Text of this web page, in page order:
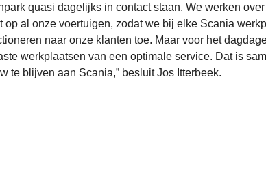
quasi dagelijks in contact staan. We werken
op al onze voertuigen, zodat we bij elke Scania
naar onze klanten toe. Maar voor het
werkplaatsen van een optimale service. Dat is
te blijven aan Scania,” besluit Jos Itterbeek.